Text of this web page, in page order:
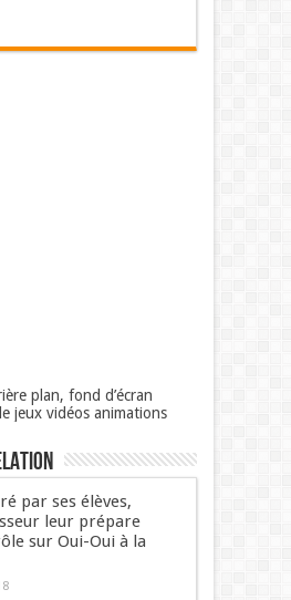
plan, fond d’écran
jeux vidéos animations
par ses élèves,
leur prépare
sur Oui-Oui à la